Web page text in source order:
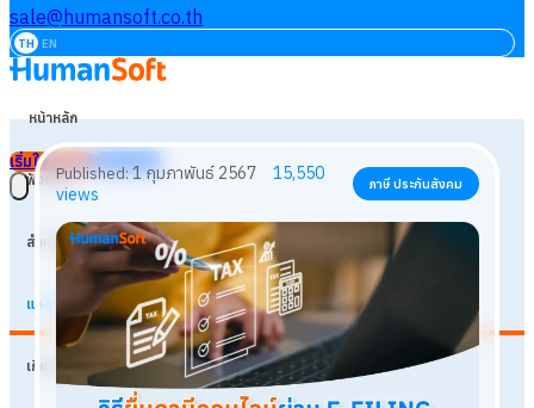
sale@humansoft.co.th
TH EN
หน้าหลัก
ฟังก์ชัน
สำหรับธุรกิจ
แหล่งเรียนรู้
เกี่ยวกับเรา
เริ่มใช้งานฟรี เข้าสู่ระบบ
Published:1 กุมภาพันธ์ 2567 15,550
views ภาษี ประกันสังคม